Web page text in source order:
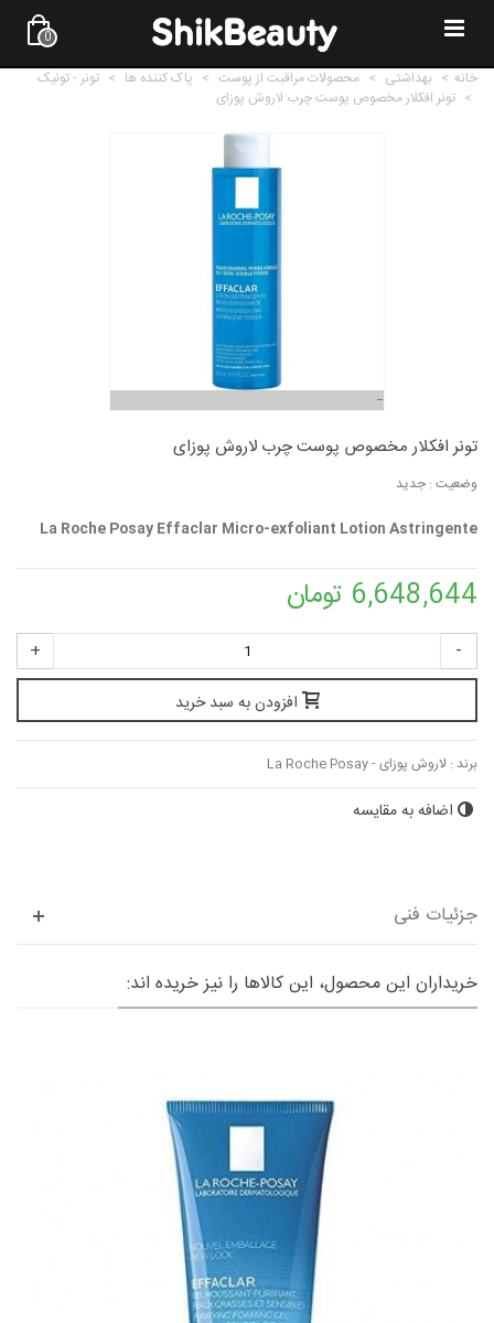
0
خانه > بهداشتی > محصولات مراقبت از پوست > پاک کننده ها > تونر - تونیک
> تونر افکلار مخصوص پوست چرب لاروش پوزای
تونر افکلار مخصوص پوست چرب لاروش پوزای
وضعیت : جدید
La Roche Posay Effaclar Micro-exfoliant Lotion Astringente
6,648,644 تومان
-
+
افزودن به سبد خرید
برند : لاروش پوزای - La Roche Posay
اضافه به مقایسه
جزئیات فنی
خریداران این محصول، این کالاها را نیز خریده اند: